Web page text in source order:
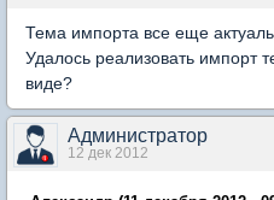
Тема импорта все еще
Удалось реализовать импорт
виде?
Администратор
12 дек 2012